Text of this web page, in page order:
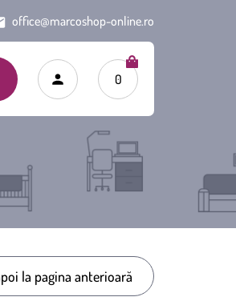
office@marcoshop-online.ro
0
la pagina anterioară